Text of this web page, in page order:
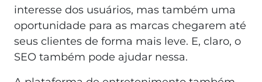
interesse dos usuários, mas também uma
oportunidade para as marcas chegarem até
seus clientes de forma mais leve. E, claro, o
SEO também pode ajudar nessa.